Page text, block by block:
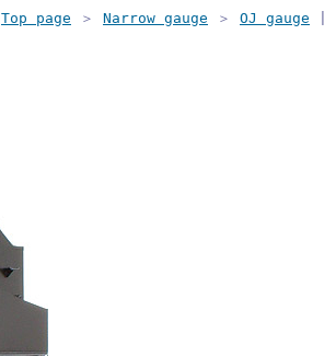
Top page ＞ Narrow gauge ＞ OJ gauge